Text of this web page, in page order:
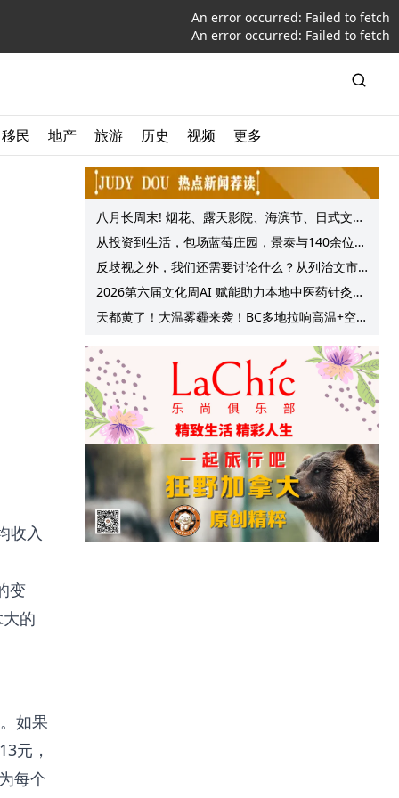
An error occurred: Failed to fetch
An error occurred: Failed to fetch
移民 地产 旅游 历史 视频 更多
收入
变
的
如果
元，
每个
八月长周末! 烟花、露天影院、海滨节、日式文化
节庆, 大温哥华各种精彩活动上线!
从投资到生活，包场蓝莓庄园，景泰与140余位客
户共享夏日”莓”好时光
反歧视之外，我们还需要讨论什么？从列治文市
议会一项动议谈起
2026第六届文化周AI 赋能助力本地中医药针灸服
务提质升级
天都黄了！大温雾霾来袭！BC多地拉响高温+空气